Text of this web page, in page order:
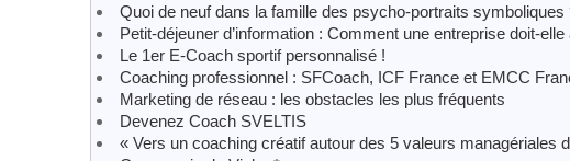
Quoi de neuf dans la famille des psycho-portraits
Petit-déjeuner d’information : Comment une entreprise doit-
Le 1er E-Coach sportif personnalisé !
Coaching professionnel : SFCoach, ICF France et EMCC
Marketing de réseau : les obstacles les plus fréquents
Devenez Coach SVELTIS
« Vers un coaching créatif autour des 5 valeurs managériales